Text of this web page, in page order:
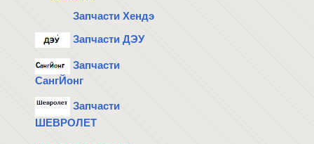
Запчасти Хендэ
Запчасти ДЭУ
Запчасти
СангЙонг
Запчасти
ШЕВРОЛЕТ